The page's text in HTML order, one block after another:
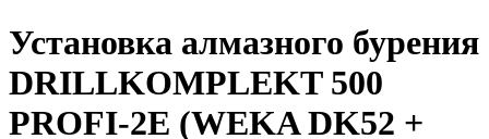
Установка алмазного бурения
DRILLKOMPLEKT 500
PROFI-2E (WEKA DK52 +